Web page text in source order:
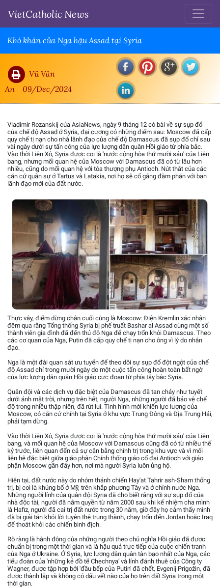
VietCatholic News
Khó khăn của Nga hậu Assad tại Syria
Vũ Văn
An
09/Dec/2024
Vladimir Rozanskij của AsiaNews, ngày 9 tháng 12 có bài về sự sụp đổ
của chế độ Assad ở Syria, đại cương có những điểm sau: Moscow đã cấp
quy chế tị nạn cho nhà lãnh đạo của chế độ Damascus đã sụp đổ chỉ sau
vài ngày dưới sự tấn công của lực lượng dân quân Hồi giáo từ phía bắc.
Vào thời Liên Xô, Syria được coi là 'nước cộng hòa thứ mười sáu' của Liên
bang, nhưng mối quan hệ của Moscow với Damascus đã có từ lâu hơn
nhiều, cũng do mối quan hệ với tòa thượng phụ Antioch. Nút thắt của các
căn cứ quân sự ở Tartus và Latakia, nơi họ sẽ cố gắng đàm phán với ban
lãnh đạo mới của đất nước.
Thực vậy, điểm dừng chân cuối cùng là Moscow: Điện Kremlin xác nhận
đêm qua rằng Tổng thống Syria bị phế truất Bashar al Assad cùng một số
thành viên gia đình đã đến thủ đô Nga để chạy trốn khỏi Damascus. Theo
các cơ quan của Nga, Putin đã cấp quy chế tị nạn cho ông vì lý do nhân
đạo.
Nga là một đài quan sát ưu tuyển để theo dõi sự sụp đổ đột ngột của chế
độ Assad chỉ trong mười ngày do một cuộc tấn công hoàn toàn bất ngờ
của lực lượng dân quân Hồi giáo cực đoan từ phía tây bắc Syria.
Quân đội và các dịch vụ đặc biệt của Damascus đã tan chảy như tuyết
dưới ánh mặt trời, nhưng trên hết, người Nga, những người đã bảo vệ chế
độ trong nhiều thập niên, đã rút lui. Tình hình mới khiến lực lượng của
Moscow, có căn cứ chính tại Syria ở khu vực Trung Đông và Địa Trung Hải,
phải tạm dừng.
Vào thời Liên Xô, Syria được coi là 'nước cộng hòa thứ mười sáu' của Liên
bang, và mối quan hệ của Moscow với Damascus cũng đã có từ nhiều thế
kỷ trước, liên quan đến cả sự cân bằng chính trị trong khu vực và vì mối
liên hệ đặc biệt giữa giáo phận Chính thống giáo cổ đại Antioch với giáo
phận Moscow gần đây hơn, nơi mà người Syria luôn ủng hộ.
Hiện tại, đất nước này do nhóm thánh chiến Hay'at Tahrir ash-Sham thống
trị, bị coi là khủng bố ở Mỹ, trên khắp phương Tây và ở chính nước Nga.
Những người lính của quân đội Syria đã cho biết rằng với sự sụp đổ của
nhà độc tài, người đã nắm quyền từ năm 2000 sau khi kế nhiệm cha mình
là Hafiz, người đã cai trị đất nước trong 30 năm, giờ đây họ cảm thấy mình
đã bị giải tán khỏi lời tuyên thệ trung thành, chạy trốn đến Jordan hoặc Iraq
để thoát khỏi các chiến binh địch.
Rõ ràng là hành động của những người theo chủ nghĩa Hồi giáo đã được
chuẩn bị trong một thời gian và là hậu quả trực tiếp của cuộc chiến tranh
của Nga ở Ukraine. Ở Syria, lực lượng dân quân tàn bạo nhất của Nga, các
tiểu đoàn của 'những kẻ đồ tể Chechnya' và lính đánh thuê của Công ty
Wagner, được tập hợp bởi 'đầu bếp của Putin' đã chết, Evgenij Prigožin, đã
được thành lập và không có dấu vết nào của họ trên đất Syria trong một
thời gian.